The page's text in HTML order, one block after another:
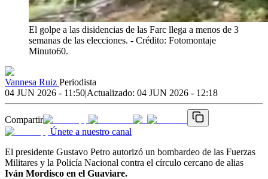
El golpe a las disidencias de las Farc llega a menos de 3
semanas de las elecciones. - Crédito: Fotomontaje
Minuto60.
Vannesa Ruiz Periodista
04 JUN 2026 - 11:50|Actualizado: 04 JUN 2026 - 12:18
Compartir
Únete a nuestro canal
El presidente Gustavo Petro autorizó un bombardeo de las Fuerzas
Militares y la Policía Nacional contra el círculo cercano de alias
Iván Mordisco en el Guaviare.